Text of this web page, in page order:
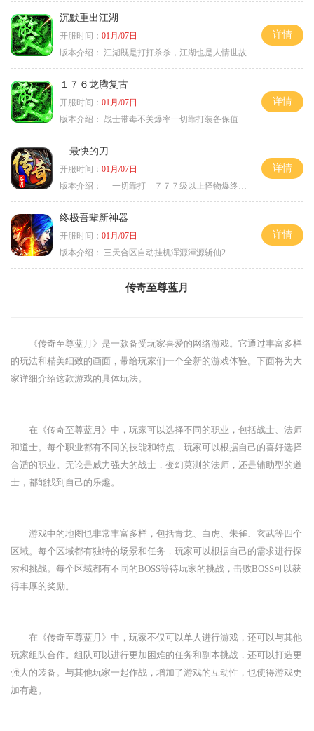
沉默重出江湖
开服时间： 01月/07日
版本介绍： 江湖既是打打杀杀，江湖也是人情世故
详情
１７６龙腾复古
开服时间： 01月/07日
版本介绍： 战士带毒不关爆率一切靠打装备保值
详情
最快的刀
开服时间： 01月/07日
版本介绍：
一切靠打 ７７７级以上怪物爆终极
详情
终极吾辈新神器
开服时间： 01月/07日
版本介绍：
三天合区自动挂机浑源渾源斩仙2
详情
传奇至尊蓝月
《传奇至尊蓝月》是一款备受玩家喜爱的网络游戏。它通过丰富多样
的玩法和精美细致的画面，带给玩家们一个全新的游戏体验。下面将为大
家详细介绍这款游戏的具体玩法。
在《传奇至尊蓝月》中，玩家可以选择不同的职业，包括战士、法师
和道士。每个职业都有不同的技能和特点，玩家可以根据自己的喜好选择
合适的职业。无论是威力强大的战士，变幻莫测的法师，还是辅助型的道
士，都能找到自己的乐趣。
游戏中的地图也非常丰富多样，包括青龙、白虎、朱雀、玄武等四个
区域。每个区域都有独特的场景和任务，玩家可以根据自己的需求进行探
索和挑战。每个区域都有不同的BOSS等待玩家的挑战，击败BOSS可以获
得丰厚的奖励。
在《传奇至尊蓝月》中，玩家不仅可以单人进行游戏，还可以与其他
玩家组队合作。组队可以进行更加困难的任务和副本挑战，还可以打造更
强大的装备。与其他玩家一起作战，增加了游戏的互动性，也使得游戏更
加有趣。